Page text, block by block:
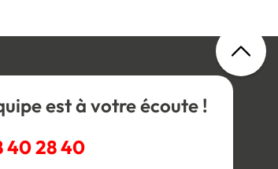
est à votre écoute !
40 28 40